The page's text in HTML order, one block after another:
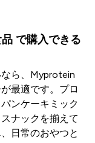
で購入できる
ら、Myprotein
最適です。プロ
ンケーキミック
ナックを揃えて
日常のおやつと